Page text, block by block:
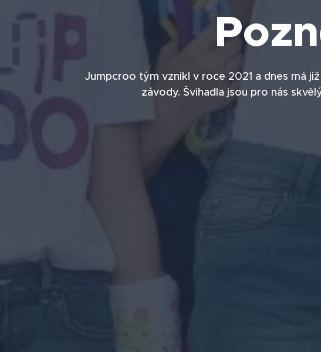
Jumpcroo tým vznikl v roce 2021 a dnes má
závody. Švihadla jsou pro nás